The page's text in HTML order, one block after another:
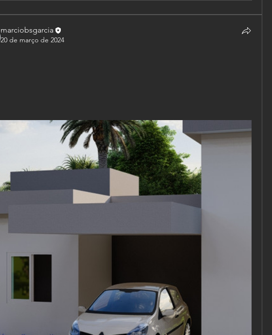
marciobsgarcia
20 de março de 2024